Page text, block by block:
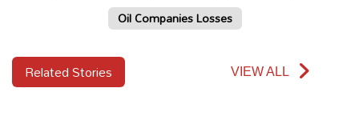
Oil Companies Losses
Related Stories VIEW ALL